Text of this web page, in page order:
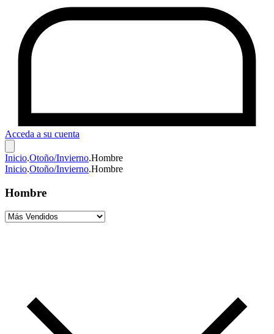
Acceda a su cuenta
Inicio.Otoño/Invierno.Hombre
Inicio.Otoño/Invierno.Hombre
Hombre